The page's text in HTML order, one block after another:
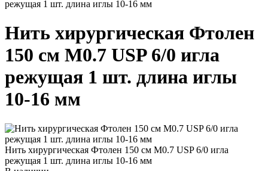
режущая 1 шт. длина иглы 10-16 мм
Нить хирургическая Фтолен
150 см М0.7 USP 6/0 игла
режущая 1 шт. длина иглы
10-16 мм
Нить хирургическая Фтолен 150 см М0.7 USP 6/0 игла
режущая 1 шт. длина иглы 10-16 мм